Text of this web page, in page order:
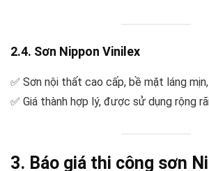
2.4. Sơn Nippon Vinilex
✅ Sơn nội thất cao cấp, bề mặt láng
✅ Giá thành hợp lý, được sử dụng rộng
3. Báo giá thi công sơn